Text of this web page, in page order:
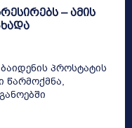
– ამის
პროსტატის
წარმოქმნა,